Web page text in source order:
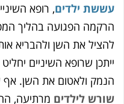
ילדים, רופא השיניים
את השן ולהבריא אותה. אם
שרופא השיניים יחליט על
את השן. אף על
מרתיעה, ההתקדמות